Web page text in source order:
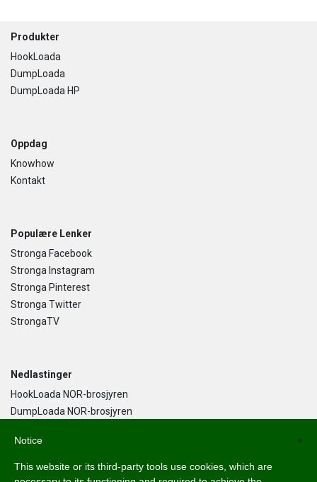
Footer
Produkter
HookLoada
DumpLoada
DumpLoada HP
Oppdag
Knowhow
Kontakt
Populære Lenker
Stronga Facebook
Stronga Instagram
Stronga Pinterest
Stronga Twitter
StrongaTV
Nedlastinger
HookLoada NOR-brosjyren
DumpLoada NOR-brosjyren
×
Notice
This website or its third-party tools use cookies, which are